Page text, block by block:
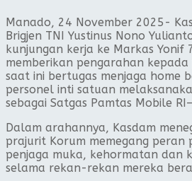
Manado, 24 November 2025-
Brigjen TNI Yustinus Nono
kunjungan kerja ke Markas
memberikan pengarahan
saat ini bertugas menjaga home
personel inti satuan
sebagai Satgas Pamtas Mobile
Dalam arahannya, Kasdam
prajurit Korum memegang peran
penjaga muka, kehormatan dan
selama rekan-rekan mereka